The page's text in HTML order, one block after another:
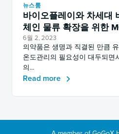
뉴스룸
바이오플레이와 차세대
체인 물류 확장을 위한
6월 2, 2023
의약품은 생명과 직결된 만큼
온도관리의 필요성이 대두되면
의…
Read more